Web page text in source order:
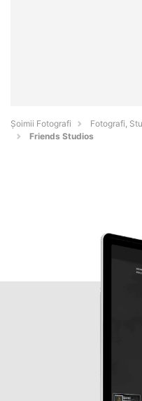
Șoimii Fotografi
Fotografi,
Friends Studios